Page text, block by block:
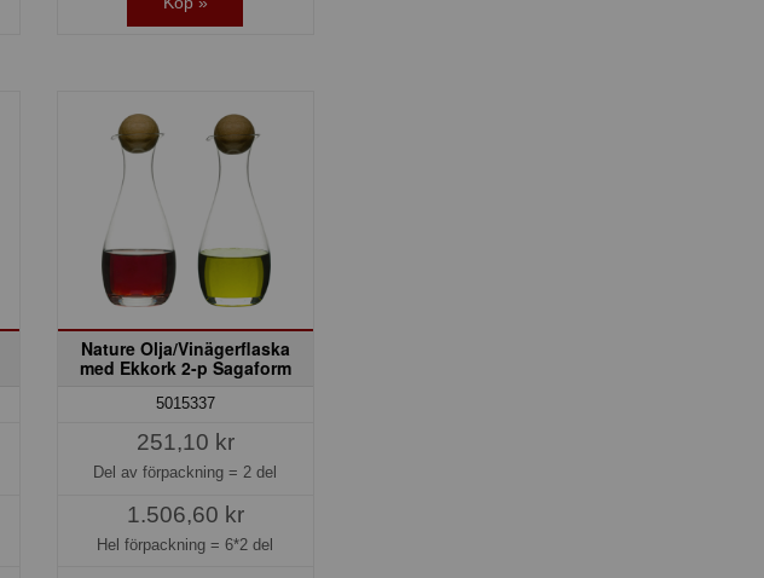
Nature Olja/Vinägerflaska
med Ekkork 2-p Sagaform
5015337
251,10 kr
Del av förpackning =2 del
1.506,60 kr
Hel förpackning =6*2 del